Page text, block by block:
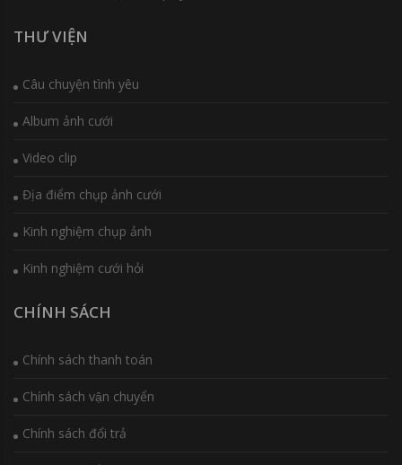
THƯ VIỆN
Câu chuyện tình yêu
Album ảnh cưới
Video clip
Địa điểm chụp ảnh cưới
Kinh nghiệm chụp ảnh
Kinh nghiệm cưới hỏi
CHÍNH SÁCH
Chính sách thanh toán
Chính sách vận chuyển
Chính sách đổi trả